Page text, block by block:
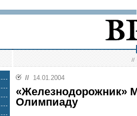
//
// 14.01.2004
«Железнодорожник»
Олимпиаду